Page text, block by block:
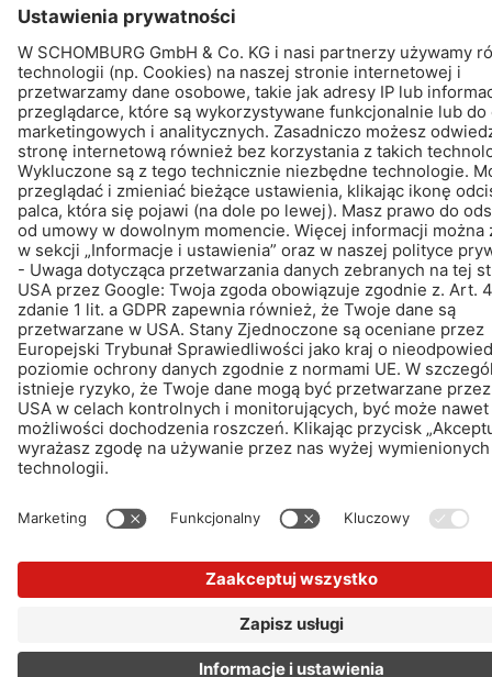
© Schomburg.Noty prawne|POLITYKA PRYWATNOŚCI
Projektowanie i rozwój +| LOUIS INTERNET